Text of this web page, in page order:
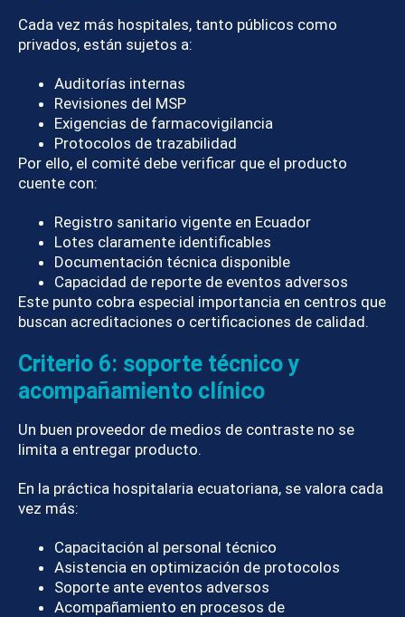
Cada vez más hospitales, tanto públicos como
privados, están sujetos a:
Auditorías internas
Revisiones del MSP
Exigencias de farmacovigilancia
Protocolos de trazabilidad
Por ello, el comité debe verificar que el producto
cuente con:
Registro sanitario vigente en Ecuador
Lotes claramente identificables
Documentación técnica disponible
Capacidad de reporte de eventos adversos
Este punto cobra especial importancia en centros que
buscan acreditaciones o certificaciones de calidad.
Criterio 6: soporte técnico y
acompañamiento clínico
Un buen proveedor de medios de contraste no se
limita a entregar producto.
En la práctica hospitalaria ecuatoriana, se valora cada
vez más:
Capacitación al personal técnico
Asistencia en optimización de protocolos
Soporte ante eventos adversos
Acompañamiento en procesos de